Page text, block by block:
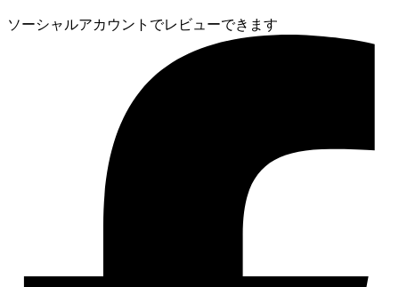
ソーシャルアカウントでレビューできます